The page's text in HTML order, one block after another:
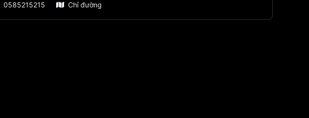
0585215215
Chỉ đường